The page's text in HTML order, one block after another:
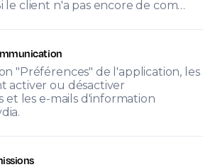
le client n'a pas encore de com…
"Préférences" de l'application, les
activer ou désactiver
et les e-mails d'information